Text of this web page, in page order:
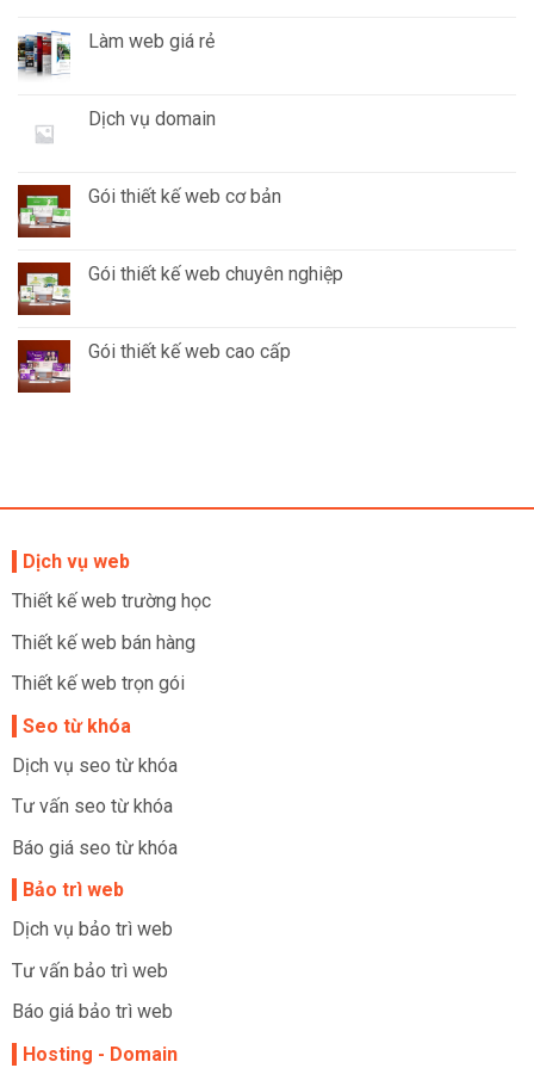
Làm web giá rẻ
Dịch vụ domain
Gói thiết kế web cơ bản
Gói thiết kế web chuyên nghiệp
Gói thiết kế web cao cấp
Dịch vụ web
Thiết kế web trường học
Thiết kế web bán hàng
Thiết kế web trọn gói
Seo từ khóa
Dịch vụ seo từ khóa
Tư vấn seo từ khóa
Báo giá seo từ khóa
Bảo trì web
Dịch vụ bảo trì web
Tư vấn bảo trì web
Báo giá bảo trì web
Hosting - Domain